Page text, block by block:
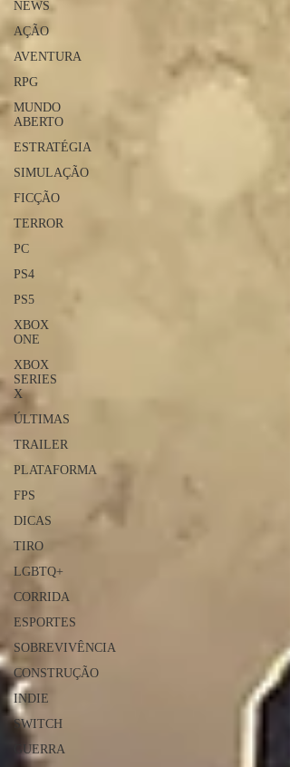
NEWS
AÇÃO
AVENTURA
RPG
MUNDO
ABERTO
ESTRATÉGIA
SIMULAÇÃO
FICÇÃO
TERROR
PC
PS4
PS5
XBOX
ONE
XBOX
SERIES
X
ÚLTIMAS
TRAILER
PLATAFORMA
FPS
DICAS
TIRO
LGBTQ+
CORRIDA
ESPORTES
SOBREVIVÊNCIA
CONSTRUÇÃO
INDIE
SWITCH
GUERRA